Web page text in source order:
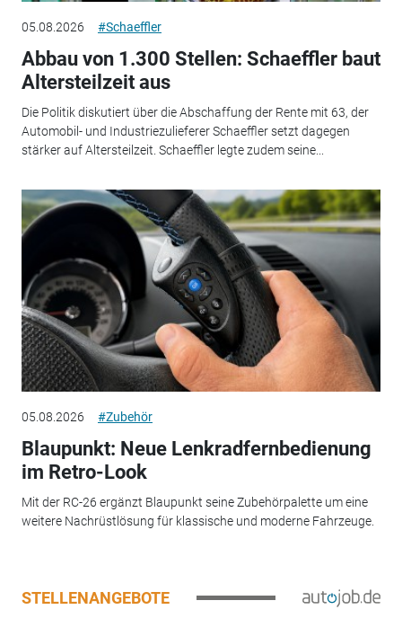
05.08.2026 #Schaeffler
Abbau von 1.300 Stellen: Schaeffler baut
Altersteilzeit aus
Die Politik diskutiert über die Abschaffung der Rente mit 63, der
Automobil- und Industriezulieferer Schaeffler setzt dagegen
stärker auf Altersteilzeit. Schaeffler legte zudem seine...
05.08.2026 #Zubehör
Blaupunkt: Neue Lenkradfernbedienung
im Retro-Look
Mit der RC-26 ergänzt Blaupunkt seine Zubehörpalette um eine
weitere Nachrüstlösung für klassische und moderne Fahrzeuge.
STELLENANGEBOTE